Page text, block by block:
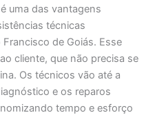
uma das vantagens
técnicas
de Goiás. Esse
cliente, que não precisa se
Os técnicos vão até a
e os reparos
tempo e esforço